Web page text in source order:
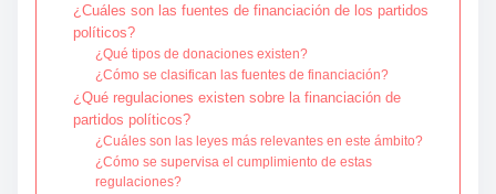
¿Cuáles son las fuentes de financiación de los partidos
políticos?
¿Qué tipos de donaciones existen?
¿Cómo se clasifican las fuentes de financiación?
¿Qué regulaciones existen sobre la financiación de
partidos políticos?
¿Cuáles son las leyes más relevantes en este ámbito?
¿Cómo se supervisa el cumplimiento de estas
regulaciones?